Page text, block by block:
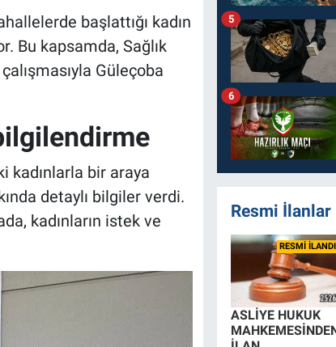
başlattığı kadın
Bu kapsamda, Sağlık
Güleçoba
kadınlarla bir araya
detaylı bilgiler verdi.
kadınların istek ve
5
6
Resmi İlanlar
RESMİ
ASLİYE HUKUK